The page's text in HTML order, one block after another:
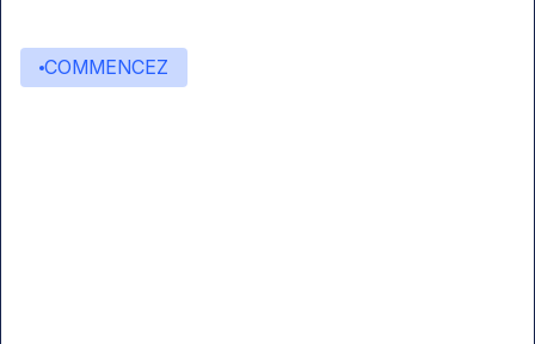
COMMENCEZ